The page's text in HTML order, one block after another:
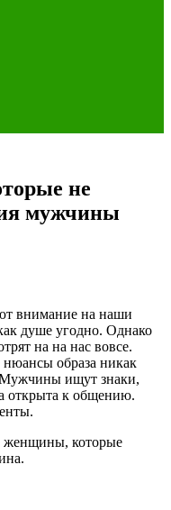
не
мужчины
внимание на наши
душе угодно. Однако
на на нас вовсе.
образа никак
Мужчины ищут знаки,
открыта к общению.
женщины, которые